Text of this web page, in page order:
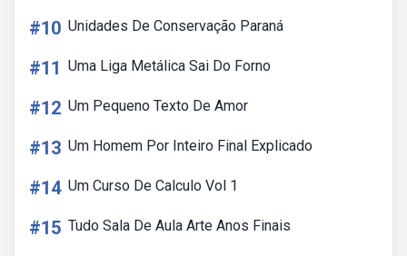
#10 Unidades De Conservação Paraná
#11 Uma Liga Metálica Sai Do Forno
#12 Um Pequeno Texto De Amor
#13 Um Homem Por Inteiro Final Explicado
#14 Um Curso De Calculo Vol 1
#15 Tudo Sala De Aula Arte Anos Finais